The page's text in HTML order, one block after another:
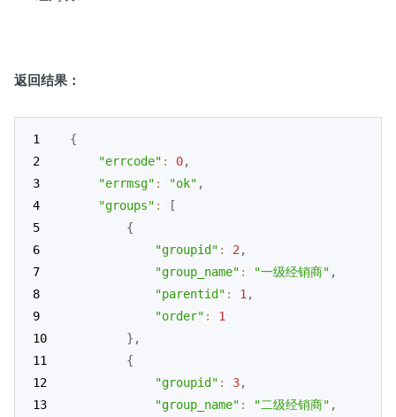
返回结果：
{
"errcode" : 0,
"errmsg" : "ok" ,
"groups" :
[
{
"groupid" : 2 ,
"group_name" : "一级经销商" ,
"parentid" : 1 ,
"order" :
1
} ,
{
"groupid" : 3,
"group_name" : "二级经销商" ,